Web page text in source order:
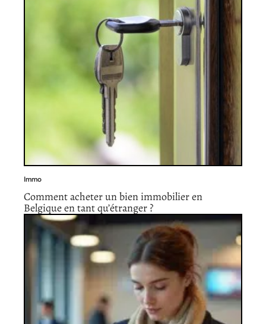
Immo
Comment acheter un bien immobilier en
Belgique en tant qu’étranger ?